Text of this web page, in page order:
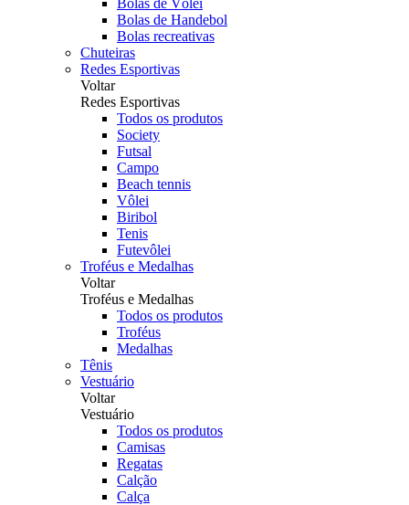
Bolas de Vôlei
Bolas de Handebol
Bolas recreativas
Chuteiras
Redes Esportivas
Voltar
Redes Esportivas
Todos os produtos
Society
Futsal
Campo
Beach tennis
Vôlei
Biribol
Tenis
Futevôlei
Troféus e Medalhas
Voltar
Troféus e Medalhas
Todos os produtos
Troféus
Medalhas
Tênis
Vestuário
Voltar
Vestuário
Todos os produtos
Camisas
Regatas
Calção
Calça